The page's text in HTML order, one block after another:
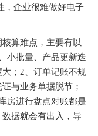
，企业很难做好电子
算难点，主要有以
小批量、产品更新迭
；2、订单记账不规
与业务单据脱节；
房进行盘点对账都是
据就会有出入，导